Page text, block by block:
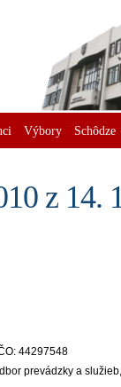
Výbory Schôdze
z 14.
44297548
prevádzky a služieb,